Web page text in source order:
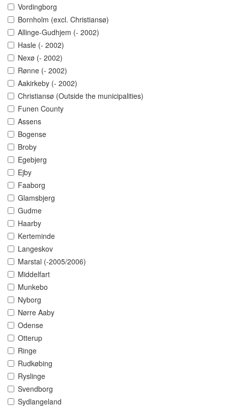
Vordingborg
Bornholm (excl. Christiansø)
Allinge-Gudhjem (- 2002)
Hasle (- 2002)
Nexø (- 2002)
Rønne (- 2002)
Aakirkeby (- 2002)
Christiansø (Outside the municipalities)
Funen County
Assens
Bogense
Broby
Egebjerg
Ejby
Faaborg
Glamsbjerg
Gudme
Haarby
Kerteminde
Langeskov
Marstal (-2005/2006)
Middelfart
Munkebo
Nyborg
Nørre Aaby
Odense
Otterup
Ringe
Rudkøbing
Ryslinge
Svendborg
Sydlangeland